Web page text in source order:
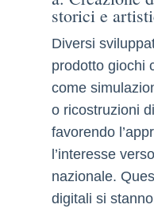
storici e
Diversi
prodotto giochi
come
o ricostruzioni
favorendo
l’interesse
nazionale.
digitali si